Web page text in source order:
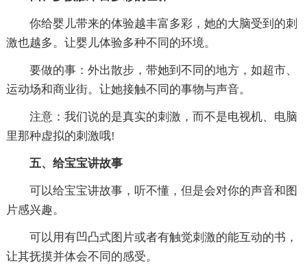
你给婴儿带来的体验越丰富多彩，她的大脑受到的刺
激也越多。让婴儿体验多种不同的环境。
要做的事：外出散步，带她到不同的地方，如超市、
运动场和商业街。让她接触不同的事物与声音。
注意：我们说的是真实的刺激，而不是电视机、电脑
里那种虚拟的刺激哦!
五、给宝宝讲故事
可以给宝宝讲故事，听不懂，但是会对你的声音和图
片感兴趣。
可以用有凹凸式图片或者有触觉刺激的能互动的书，
让其抚摸并体会不同的感受。